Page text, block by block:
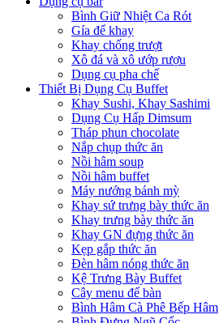
Bình Giữ Nhiệt Ca Rót
Gía để khay
Khay chống trượt
Xô đá và xô ướp rượu
Dụng cụ pha chế
Thiết Bị Dụng Cụ Buffet
Khay Sushi, Khay Sashimi
Dụng Cụ Hấp Dimsum
Tháp phun chocolate
Nắp chụp thức ăn
Nồi hâm soup
Nồi hâm buffet
Máy nướng bánh mỳ
Khay sứ trưng bày thức ăn
Khay trưng bày thức ăn
Khay GN đựng thức ăn
Kẹp gắp thức ăn
Đèn hâm nóng thức ăn
Kệ Trưng Bày Buffet
Cây menu để bàn
Bình Hâm Cà Phê Bếp Hâm